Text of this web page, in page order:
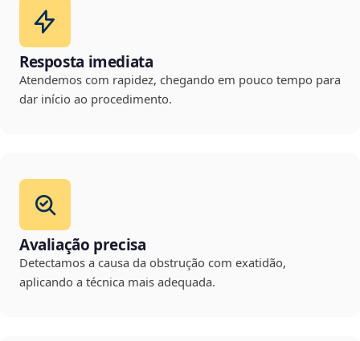
Resposta imediata
Atendemos com rapidez, chegando em pouco tempo para
dar início ao procedimento.
Avaliação precisa
Detectamos a causa da obstrução com exatidão,
aplicando a técnica mais adequada.